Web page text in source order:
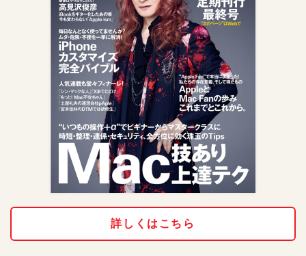
詳しくはこちら